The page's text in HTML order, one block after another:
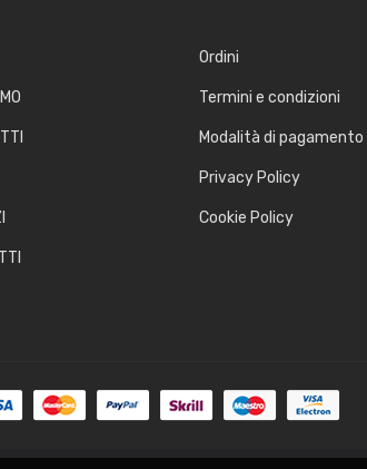
Ordini
Termini e condizioni
Modalità di pagamento
Privacy Policy
Cookie Policy